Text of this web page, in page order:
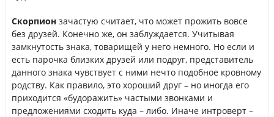
Скорпион зачастую считает, что может прожить вовсе
без друзей. Конечно же, он заблуждается. Учитывая
замкнутость знака, товарищей у него немного. Но если и
есть парочка близких друзей или подруг, представитель
данного знака чувствует с ними нечто подобное кровному
родству. Как правило, это хороший друг – но иногда его
приходится «будоражить» частыми звонками и
предложениями сходить куда – либо. Иначе интроверт –